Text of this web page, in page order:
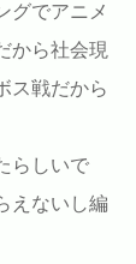
グでアニメ
から社会現
ス戦だから
らしいで
えないし編